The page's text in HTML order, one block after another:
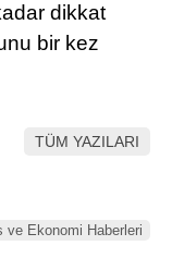
dikkat
bir kez
TÜM YAZILARI
ve Ekonomi Haberleri